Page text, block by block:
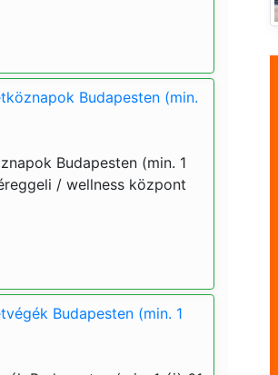
Budapesten (min.
Budapesten (min. 1
/ wellness központ
Budapesten (min. 1